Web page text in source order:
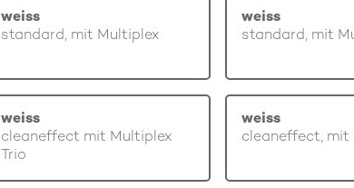
weiss
standard, mit Multiplex
weiss
standard, mit
weiss
cleaneffect mit Multiplex
Trio
weiss
cleaneffect, mit